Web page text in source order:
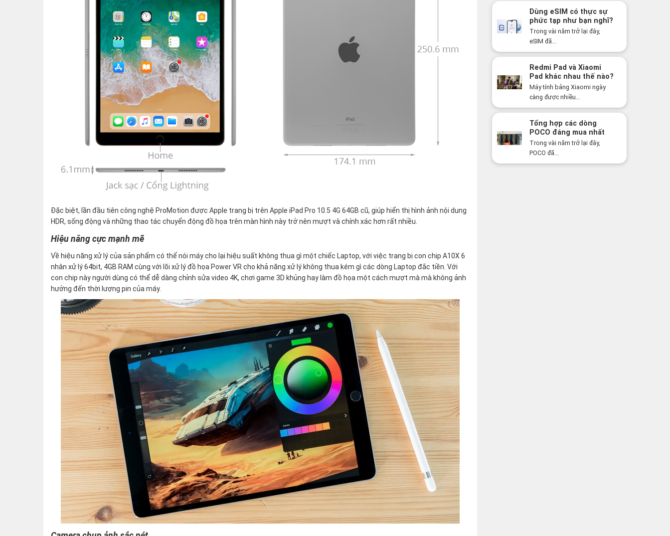
Đặc biệt, lần đầu tiên công nghệ ProMotion được Apple trang bị trên Apple iPad Pro 10.5 4G 64GB cũ, giúp hiển thị hình ảnh nội dung
HDR, sống động và những thao tác chuyển động đồ họa trên màn hình này trở nên mượt và chính xác hơn rất nhiều.
Hiệu năng cực mạnh mẽ
Về hiệu năng xử lý của sản phẩm có thể nói máy cho lại hiệu suất không thua gì một chiếc Laptop, với việc trang bị con chip A10X 6
nhân xử lý 64bit, 4GB RAM cùng với lõi xử lý đồ họa Power VR cho khả năng xử lý không thua kém gì các dòng Laptop đắc tiền. Với
con chip này người dùng có thể dễ dàng chỉnh sửa video 4K, chơi game 3D khủng hay làm đồ họa một cách mượt mà mà không ảnh
hưởng đến thời lượng pin của máy.
Dùng eSIM có thực sự
phức tạp như bạn nghĩ?
Sự thật có thể khiến
bạn bất ngờ!
Trong vài năm trở lại đây,
eSIM đã...
Redmi Pad và Xiaomi
Pad khác nhau thế nào?
Nên mua dòng nào năm
2026?
Máy tính bảng Xiaomi ngày
càng được nhiều...
Tổng hợp các dòng
POCO đáng mua nhất
năm 2026: Hiệu năng
mạnh, giá cực tốt
Trong vài năm trở lại đây,
POCO đã...